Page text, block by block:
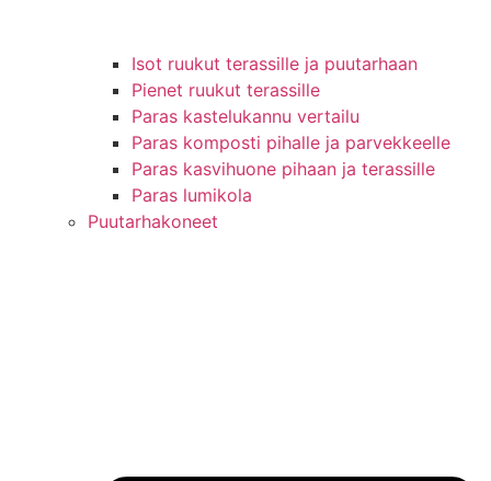
Isot ruukut terassille ja puutarhaan
Pienet ruukut terassille
Paras kastelukannu vertailu
Paras komposti pihalle ja parvekkeelle
Paras kasvihuone pihaan ja terassille
Paras lumikola
Puutarhakoneet